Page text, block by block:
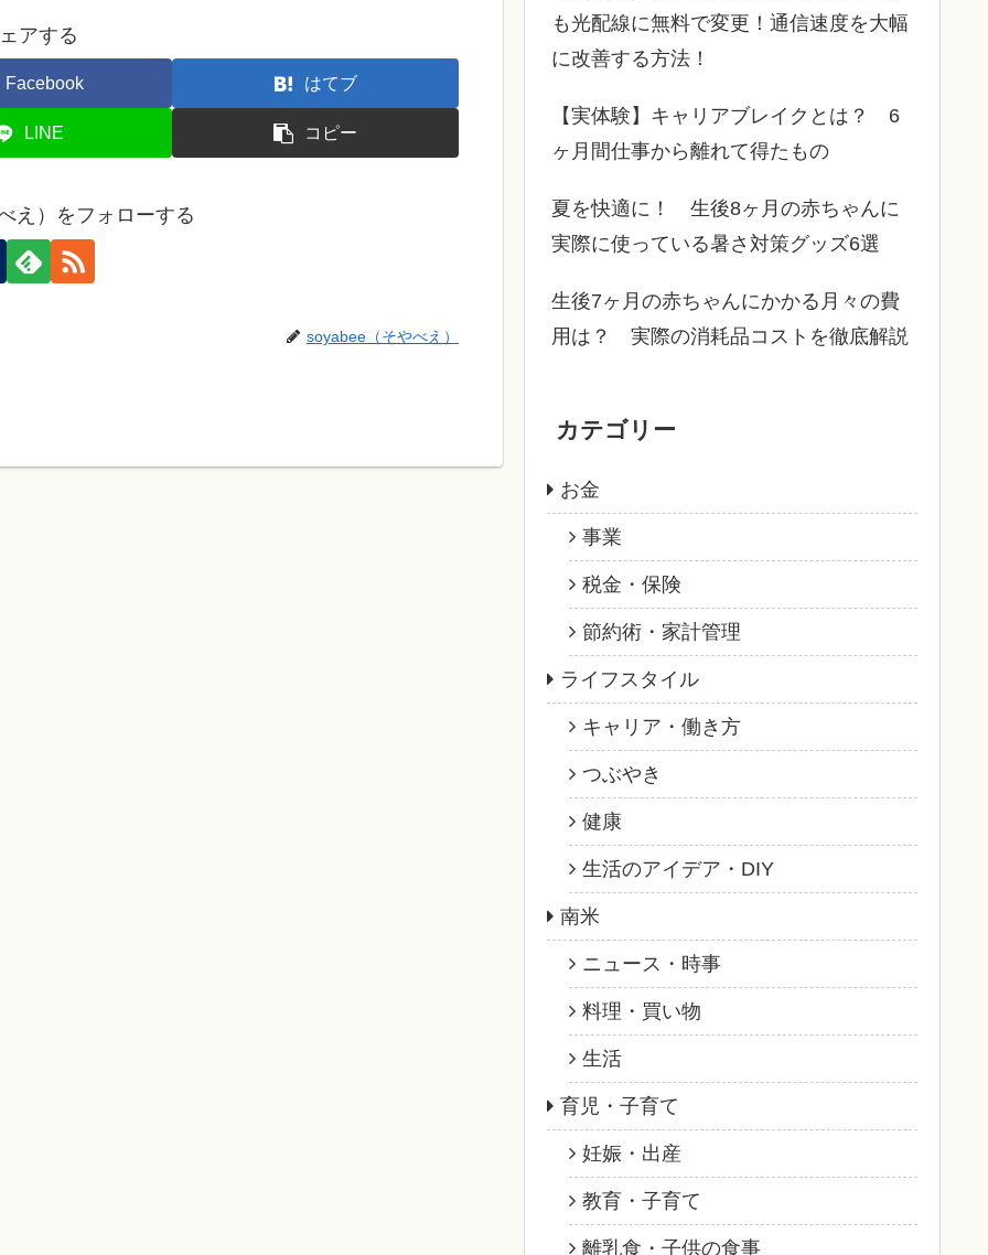
アする
Facebook はてブ
LINE コピー
え）をフォローする
soyabee（そやべえ）
も光配線に無料で変更！通信速度を大幅
に改善する方法！
【実体験】キャリアブレイクとは？ 6
ヶ月間仕事から離れて得たもの
夏を快適に！ 生後8ヶ月の赤ちゃんに
実際に使っている暑さ対策グッズ6選
生後7ヶ月の赤ちゃんにかかる月々の費
用は？ 実際の消耗品コストを徹底解説
カテゴリー
お金
事業
税金・保険
節約術・家計管理
ライフスタイル
キャリア・働き方
つぶやき
健康
生活のアイデア・DIY
南米
ニュース・時事
料理・買い物
生活
育児・子育て
妊娠・出産
教育・子育て
離乳食・子供の食事